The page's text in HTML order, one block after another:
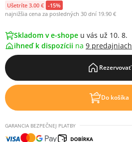
Ušetríte 3.00 € -15%
najnižšia cena za posledných 30 dní 19.90 €
Skladom v e-shope u vás už 10. 8.
ihneď k dispozícii na 9 predajniach
Rezervovať
Do košíka
GARANCIA BEZPEČNEJ PLATBY